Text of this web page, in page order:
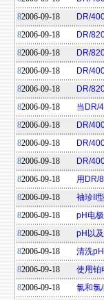
82006-09-18
DR/
82006-09-18
DR/
82006-09-18
DR/
82006-09-18
DR/
82006-09-18
DR/
82006-09-18
当DR/
82006-09-18
DR/
82006-09-18
DR/
82006-09-18
DR/
82006-09-18
用DR/
82006-09-18
袖珍II
82006-09-18
pH电
82006-09-18
pH以
82006-09-18
清洗
82006-09-18
使用铂
82006-09-18
氯和氯